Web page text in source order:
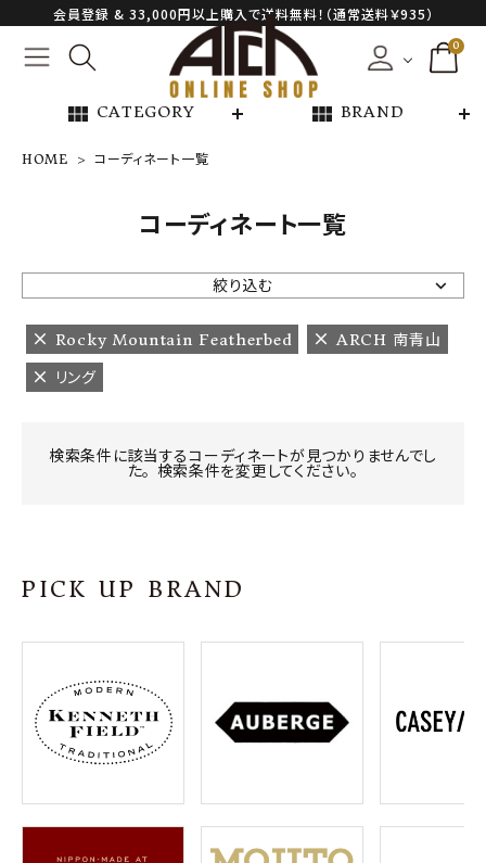
会員登録 & 33,000円以上購入で送料無料！（通常送料￥935）
0
view_module CATEGORY view_module BRAND
NEW ARRIVAL
ARCH EXCLUSIVE
BRAND
CATEGORY
プライバシーポリシー
特定商取引法について
お問い合わせ
OFFICIAL WEB SITE
HOME コーディネート一覧
コーディネート一覧
絞り込む
Rocky Mountain Featherbed
ARCH 南青山
リング
検索条件に該当するコーディネートが見つかりませんでし
た。 検索条件を変更してください。
PICK UP BRAND